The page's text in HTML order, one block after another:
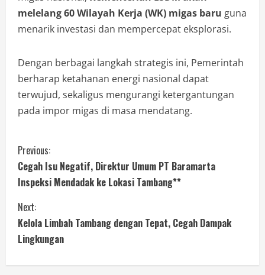
melelang 60 Wilayah Kerja (WK) migas baru guna
menarik investasi dan mempercepat eksplorasi.
Dengan berbagai langkah strategis ini, Pemerintah
berharap ketahanan energi nasional dapat
terwujud, sekaligus mengurangi ketergantungan
pada impor migas di masa mendatang.
Previous:
Cegah Isu Negatif, Direktur Umum PT Baramarta
Inspeksi Mendadak ke Lokasi Tambang**
Next:
Kelola Limbah Tambang dengan Tepat, Cegah Dampak
Lingkungan